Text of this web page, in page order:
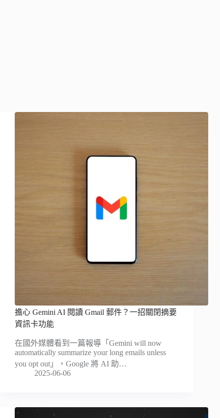
擔心 Gemini AI 閱讀 Gmail 郵件？一招關閉摘要
資訊卡功能
在國外媒體看到一篇報導「Gemini will now
automatically summarize your long emails unless
you opt out」，Google 將 AI 助…
2025-06-06